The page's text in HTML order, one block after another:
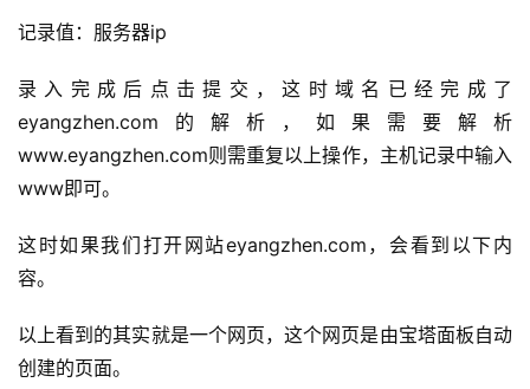
经
验
教
程
件
应
服
登录
记录值：服务器ip
录入完成后点击提交，这时域名已经完成了
eyangzhen.com的解析，如果需要解析
www.eyangzhen.com则需重复以上操作，主机记录中输入
www即可。
这时如果我们打开网站eyangzhen.com，会看到以下内
容。
以上看到的其实就是一个网页，这个网页是由宝塔面板自动
创建的页面。